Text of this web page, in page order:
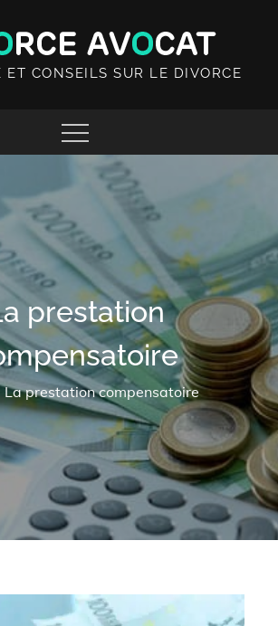
ET CONSEILS SUR LE DIVORCE
prestation
La prestation compensatoire